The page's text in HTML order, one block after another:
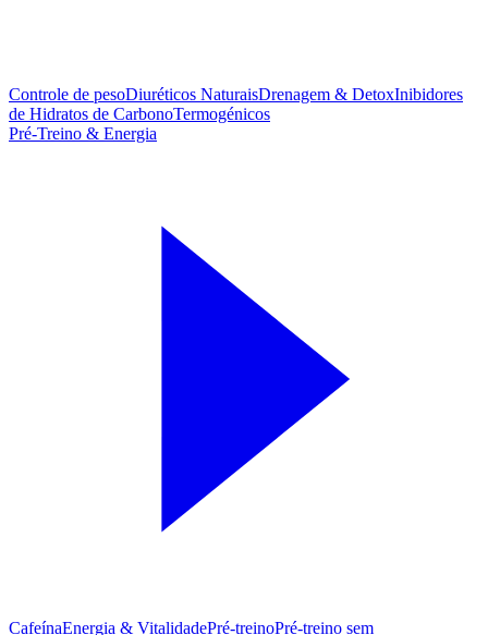
Controle de pesoDiuréticos NaturaisDrenagem & DetoxInibidores
de Hidratos de CarbonoTermogénicos
Pré-Treino & Energia
CafeínaEnergia & VitalidadePré-treinoPré‑treino sem